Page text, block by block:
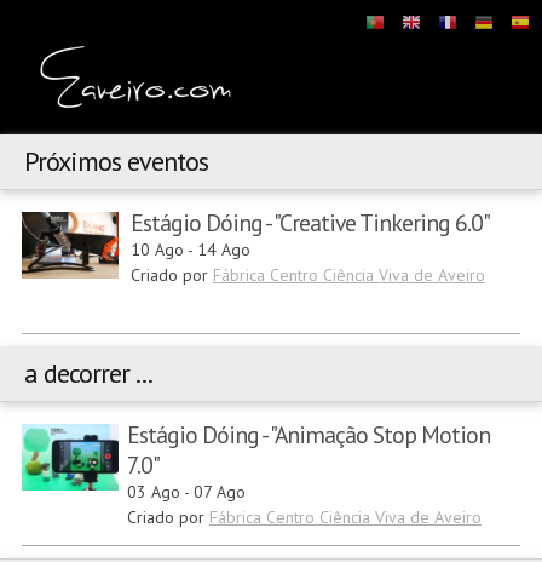
Próximos eventos
Estágio Dóing - "Creative Tinkering 6.0"
10 Ago - 14 Ago
Criado por Fábrica Centro Ciência Viva de Aveiro
a decorrer ...
Estágio Dóing - "Animação Stop Motion
7.0"
03 Ago - 07 Ago
Criado por Fábrica Centro Ciência Viva de Aveiro